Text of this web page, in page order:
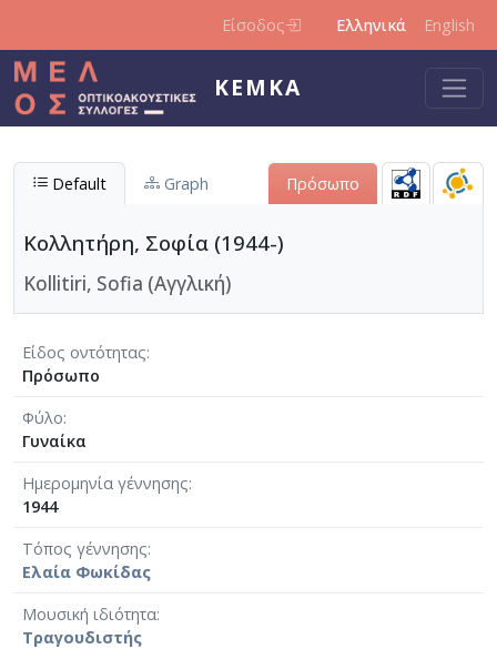
Είσοδος Ελληνικά English
ΚΕΜΚΑ
Default Graph Πρόσωπο
Κολλητήρη, Σοφία (1944-)
Kollitiri, Sofia (Αγγλική)
Είδος οντότητας
Πρόσωπο
Φύλο
Γυναίκα
Ημερομηνία γέννησης
1944
Τόπος γέννησης
Ελαία Φωκίδας
Μουσική ιδιότητα
Τραγουδιστής